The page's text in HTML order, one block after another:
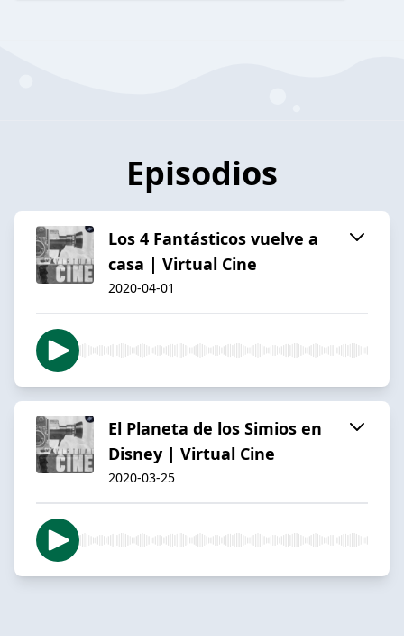
Episodios
Los 4 Fantásticos vuelve a
casa | Virtual Cine
2020-04-01
El Planeta de los Simios en
Disney | Virtual Cine
2020-03-25